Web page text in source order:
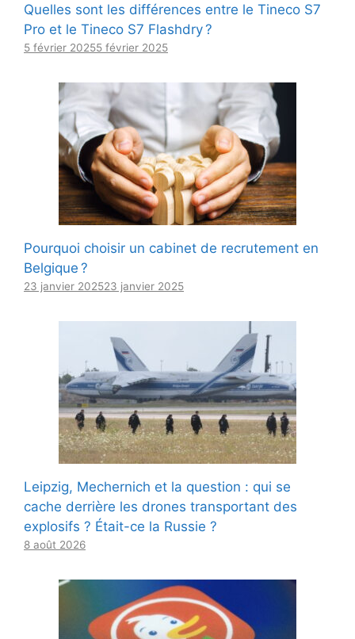
Quelles sont les différences entre le Tineco S7
Pro et le Tineco S7 Flashdry ?
5 février 20255 février 2025
Pourquoi choisir un cabinet de recrutement en
Belgique ?
23 janvier 202523 janvier 2025
Leipzig, Mechernich et la question : qui se
cache derrière les drones transportant des
explosifs ? Était-ce la Russie ?
8 août 2026